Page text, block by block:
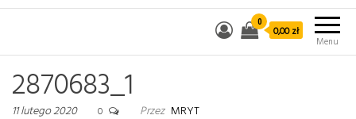
Menu
0
0,00 zł
2870683_1
11 lutego 2020 0 Przez MRYT